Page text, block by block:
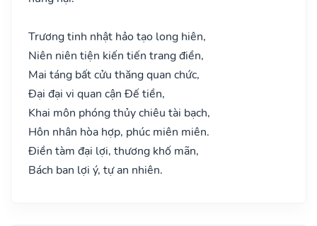
Trương tinh nhật hảo tạo long hiên,
Niên niên tiện kiến tiến trang điền,
Mai táng bất cửu thăng quan chức,
Đại đại vi quan cận Đế tiền,
Khai môn phóng thủy chiêu tài bạch,
Hôn nhân hòa hợp, phúc miên miên.
Điền tàm đại lợi, thương khố mãn,
Bách ban lợi ý, tự an nhiên.